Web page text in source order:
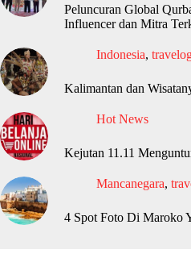
Peluncuran Global
Influencer dan Mitra
Indonesia,
Kalimantan dan
Hot News
Kejutan 11.11
Mancanegara,
4 Spot Foto Di Maroko